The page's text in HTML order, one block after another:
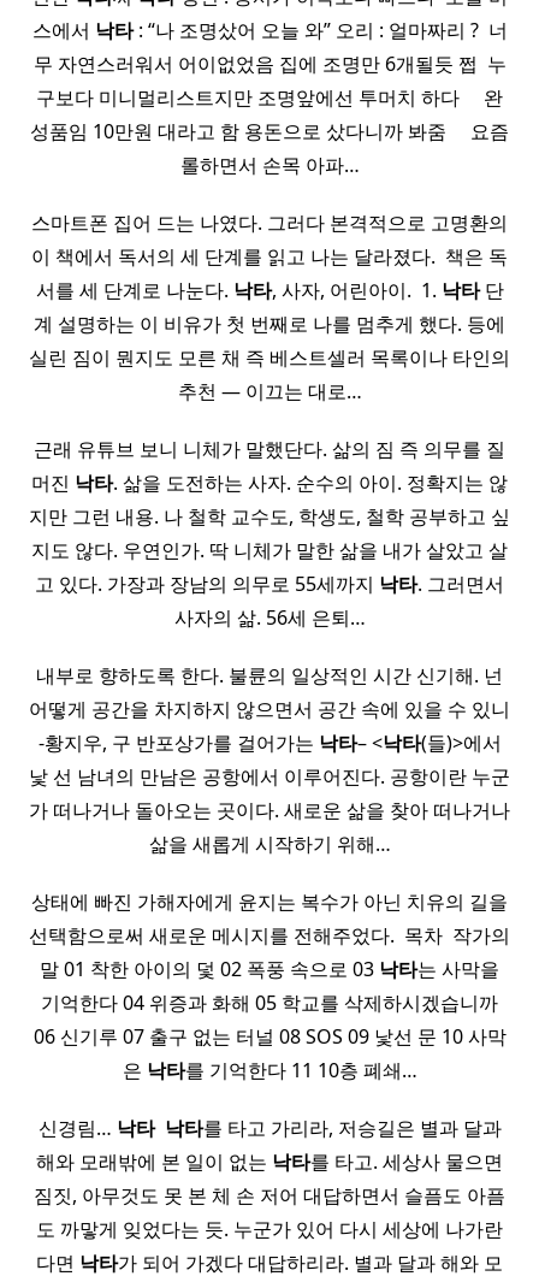
스에서 낙타: “나 조명샀어 오늘 와” 오리 : 얼마짜리 ? ​ 너
무 자연스러워서 어이없었음 집에 조명만 6개될듯 쩝 ​ 누
구보다 미니멀리스트지만 조명앞에선 투머치 하다 ​ ​ ​ ​ 완
성품임 10만원 대라고 함 용돈으로 샀다니까 봐줌 ​ ​ ​ ​ 요즘
롤하면서 손목 아파…
스마트폰 집어 드는 나였다. 그러다 본격적으로 고명환의
이 책에서 독서의 세 단계를 읽고 나는 달라졌다. ​ 책은 독
서를 세 단계로 나눈다. 낙타, 사자, 어린아이. ​ 1. 낙타단
계 설명하는 이 비유가 첫 번째로 나를 멈추게 했다. 등에
실린 짐이 뭔지도 모른 채 즉 베스트셀러 목록이나 타인의
추천 — 이끄는 대로…
근래 유튜브 보니 니체가 말했단다. 삶의 짐 즉 의무를 질
머진 낙타. 삶을 도전하는 사자. 순수의 아이. 정확지는 않
지만 그런 내용. 나 철학 교수도, 학생도, 철학 공부하고 싶
지도 않다. 우연인가. 딱 니체가 말한 삶을 내가 살았고 살
고 있다. 가장과 장남의 의무로 55세까지 낙타. 그러면서
사자의 삶. 56세 은퇴…
내부로 향하도록 한다. 불륜의 일상적인 시간 신기해. 넌
어떻게 공간을 차지하지 않으면서 공간 속에 있을 수 있니
-황지우, 구 반포상가를 걸어가는 낙타– <낙타(들)>에서
낯 선 남녀의 만남은 공항에서 이루어진다. 공항이란 누군
가 떠나거나 돌아오는 곳이다. 새로운 삶을 찾아 떠나거나
삶을 새롭게 시작하기 위해…
상태에 빠진 가해자에게 윤지는 복수가 아닌 치유의 길을
선택함으로써 새로운 메시지를 전해주었다. ​ 목차 ​ 작가의
말 01 착한 아이의 덫 02 폭풍 속으로 03 낙타는 사막을
기억한다 04 위증과 화해 05 학교를 삭제하시겠습니까
06 신기루 07 출구 없는 터널 08 SOS 09 낯선 문 10 사막
은 낙타를 기억한다 11 10층 폐쇄…
신경림… 낙타​ 낙타를 타고 가리라, 저승길은 별과 달과
해와 모래밖에 본 일이 없는 낙타를 타고. 세상사 물으면
짐짓, 아무것도 못 본 체 손 저어 대답하면서 슬픔도 아픔
도 까맣게 잊었다는 듯. 누군가 있어 다시 세상에 나가란
다면 낙타가 되어 가겠다 대답하리라. 별과 달과 해와 모